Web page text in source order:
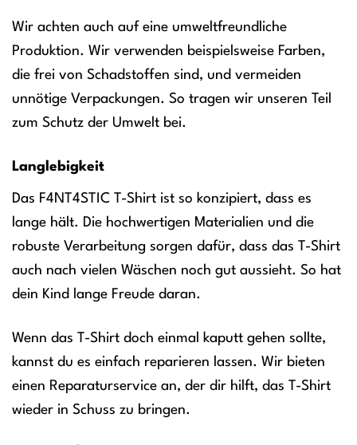
Wir achten auch auf eine umweltfreundliche
Produktion. Wir verwenden beispielsweise Farben,
die frei von Schadstoffen sind, und vermeiden
unnötige Verpackungen. So tragen wir unseren Teil
zum Schutz der Umwelt bei.
Langlebigkeit
Das F4NT4STIC T-Shirt ist so konzipiert, dass es
lange hält. Die hochwertigen Materialien und die
robuste Verarbeitung sorgen dafür, dass das T-Shirt
auch nach vielen Wäschen noch gut aussieht. So hat
dein Kind lange Freude daran.
Wenn das T-Shirt doch einmal kaputt gehen sollte,
kannst du es einfach reparieren lassen. Wir bieten
einen Reparaturservice an, der dir hilft, das T-Shirt
wieder in Schuss zu bringen.